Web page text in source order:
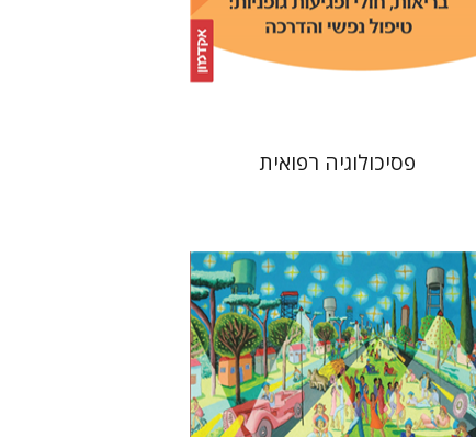
הנחת אתר ספר מודפס
פסיכולוגיה רפואית
רן אברמיצקי
עמנואל לוטם